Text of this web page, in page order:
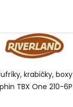
krabičky, boxy
TBX One 210-6P